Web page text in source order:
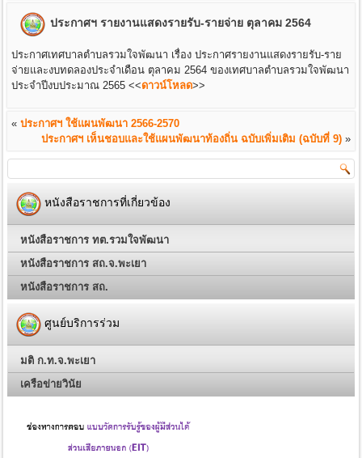
ประกาศฯ รายงานแสดงรายรับ-รายจ่าย ตุลาคม 2564
ประกาศเทศบาลตำบลรวมใจพัฒนา เรื่อง ประกาศรายงานแสดงรายรับ-ราย
จ่ายและงบทดลองประจำเดือน ตุลาคม 2564 ของเทศบาลตำบลรวมใจพัฒนา
ประจำปีงบประมาณ 2565<<ดาวน์โหลด>>
«ประกาศฯ ใช้แผนพัฒนา 2566-2570
ประกาศฯ เห็นชอบและใช้แผนพัฒนาท้องถิ่น ฉบับเพิ่มเติม (ฉบับที่ 9)»
หนังสือราชการที่เกี่ยวข้อง
หนังสือราชการ ทต.รวมใจพัฒนา
หนังสือราชการ สถ.จ.พะเยา
หนังสือราชการ สถ.
ศูนย์บริการร่วม
มติ ก.ท.จ.พะเยา
เครือข่ายวินัย